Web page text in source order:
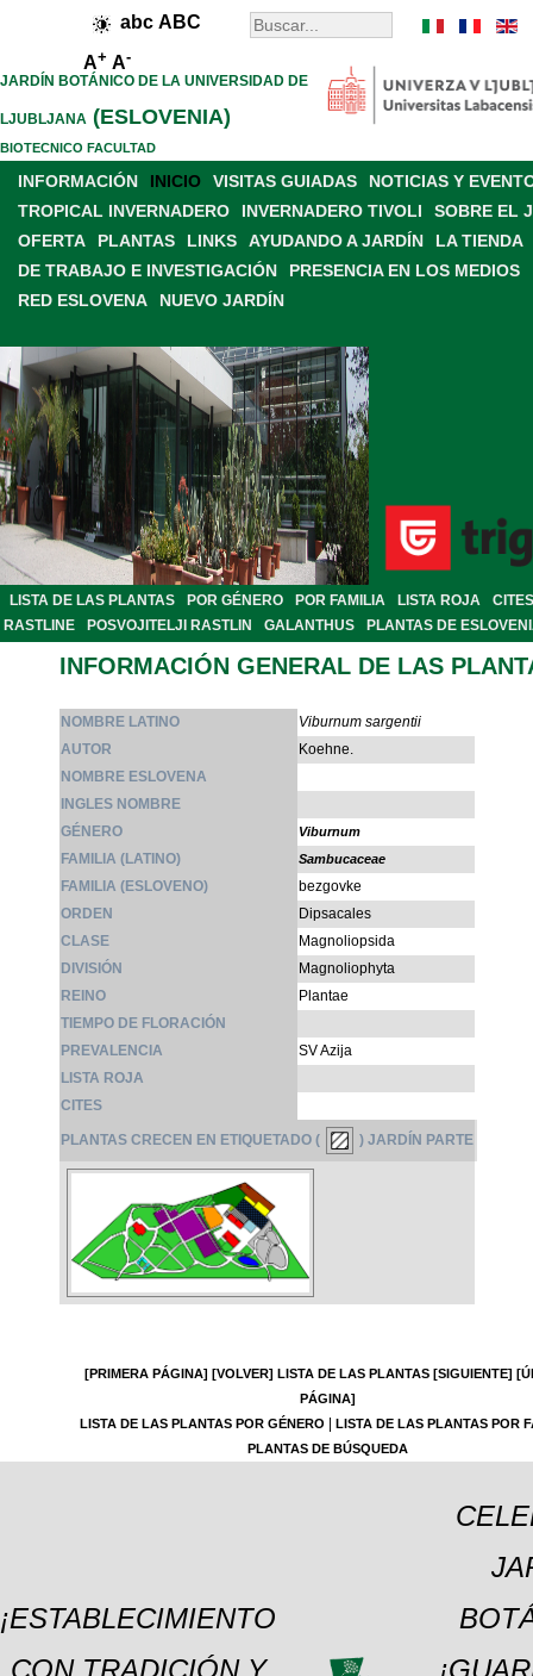
abc ABC
A+ A-
JARDÍN BOTÁNICO DE LA UNIVERSIDAD DE
LJUBLJANA (ESLOVENIA)
BIOTECNICO FACULTAD
INFORMACIÓN INICIO VISITAS GUIADAS
NOTICIAS Y
TROPICAL INVERNADERO
INVERNADERO TIVOLI
SOBRE EL
OFERTA
PLANTAS LINKS AYUDANDO A JARDÍN
LA TIENDA
DE TRABAJO E INVESTIGACIÓN
PRESENCIA EN LOS MEDIOS
RED ESLOVENA
NUEVO JARDÍN
LISTA DE LAS PLANTAS POR GÉNERO POR FAMILIA LISTA ROJA
CITES
RASTLINE
POSVOJITELJI RASTLIN GALANTHUS PLANTAS DE
INFORMACIÓN GENERAL DE LAS
NOMBRE LATINO
Viburnum sargentii
AUTOR
Koehne.
NOMBRE ESLOVENA
INGLES NOMBRE
GÉNERO
Viburnum
FAMILIA (LATINO) Sambucaceae
FAMILIA (ESLOVENO)
bezgovke
ORDEN
Dipsacales
CLASE
Magnoliopsida
DIVISIÓN
Magnoliophyta
REINO
Plantae
TIEMPO DE FLORACIÓN
PREVALENCIA
SV Azija
LISTA ROJA
CITES
PLANTAS CRECEN EN ETIQUETADO ( ) JARDÍN PARTE
[PRIMERA PÁGINA] [VOLVER] LISTA DE LAS PLANTAS [SIGUIENTE]
PÁGINA]
LISTA DE LAS PLANTAS POR GÉNERO
LISTA DE LAS PLANTAS POR
PLANTAS DE BÚSQUEDA
¡ESTABLECIMIENTO
CON TRADICIÓN Y